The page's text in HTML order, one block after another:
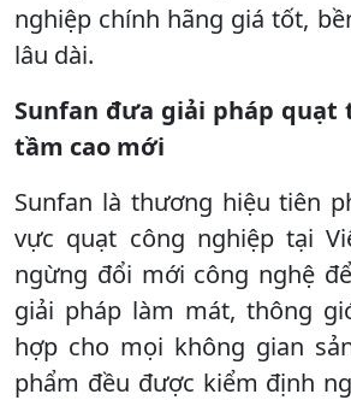
nghiệp chính hãng giá tốt,
lâu dài.
Sunfan đưa giải pháp
tầm cao mới
Sunfan là thương hiệu tiên
vực quạt công nghiệp tại
ngừng đổi mới công nghệ
giải pháp làm mát, thông
hợp cho mọi không gian
phẩm đều được kiểm định